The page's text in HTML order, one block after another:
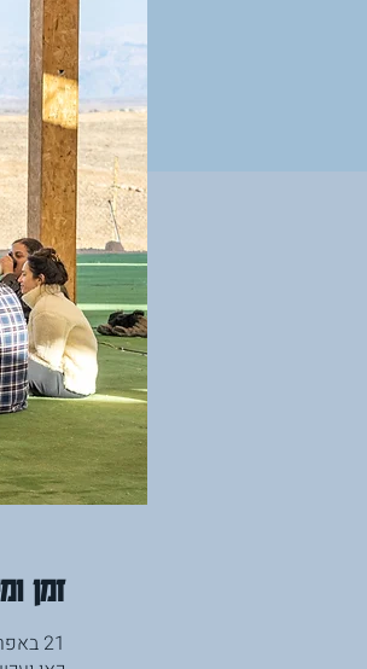
זמן
21 באפר׳ 2026, 12:00 – 23:00